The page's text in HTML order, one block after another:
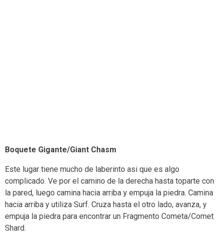
Boquete Gigante/Giant Chasm
Este lugar tiene mucho de laberinto asi que es algo
complicado. Ve por el camino de la derecha hasta toparte con
la pared, luego camina hacia arriba y empuja la piedra. Camina
hacia arriba y utiliza Surf. Cruza hasta el otro lado, avanza, y
empuja la piedra para encontrar un Fragmento Cometa/Comet
Shard.